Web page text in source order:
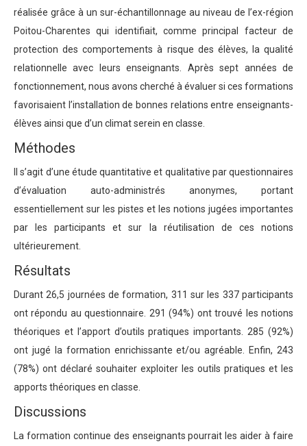
réalisée grâce à un sur-échantillonnage au niveau de l’ex-région
Poitou-Charentes qui identifiait, comme principal facteur de
protection des comportements à risque des élèves, la qualité
relationnelle avec leurs enseignants. Après sept années de
fonctionnement, nous avons cherché à évaluer si ces formations
favorisaient l’installation de bonnes relations entre enseignants-
élèves ainsi que d’un climat serein en classe.
Méthodes
Il s’agit d’une étude quantitative et qualitative par questionnaires
d’évaluation auto-administrés anonymes, portant
essentiellement sur les pistes et les notions jugées importantes
par les participants et sur la réutilisation de ces notions
ultérieurement.
Résultats
Durant 26,5 journées de formation, 311 sur les 337 participants
ont répondu au questionnaire. 291 (94%) ont trouvé les notions
théoriques et l’apport d’outils pratiques importants. 285 (92%)
ont jugé la formation enrichissante et/ou agréable. Enfin, 243
(78%) ont déclaré souhaiter exploiter les outils pratiques et les
apports théoriques en classe.
Discussions
La formation continue des enseignants pourrait les aider à faire